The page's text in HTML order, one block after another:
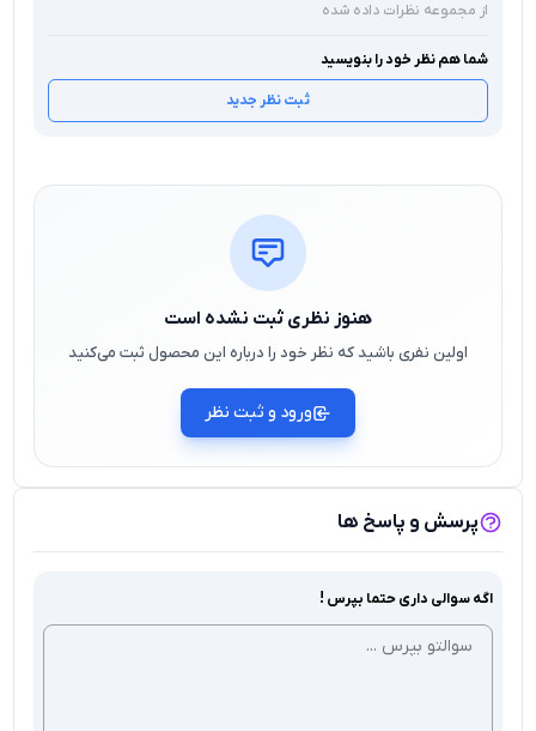
از مجموعه نظرات داده شده
شما هم نظر خود را بنویسید
ثبت نظر جدید
هنوز نظری ثبت نشده است
اولین نفری باشید که نظر خود را درباره این محصول ثبت می‌کنید
ورود و ثبت نظر
پرسش و پاسخ ها
اگه سوالی داری حتما بپرس !